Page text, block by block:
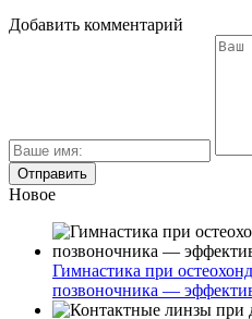
Добавить комментарий
Новое
Гимнастика при
позвоночника —